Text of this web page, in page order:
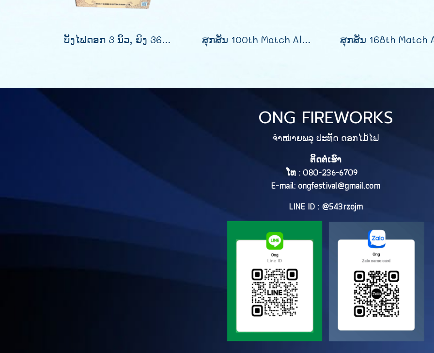
ບັ້ງໄຟດອກ 3 ນິ້ວ, ຍິງ 36 ລູກ ສຸກສັນ 100th Match All-Star Reunion
ONG FIREWORKS
ຈຳໜ່າຍພລຸ ປະທັດ ດອກໄມ້ໄຟ
ຕິດຕໍ່ເຮົາ
ໂທ : 080-236-6709
E-mail:ongfestival@gmail.com
LINE ID : @543rzojm